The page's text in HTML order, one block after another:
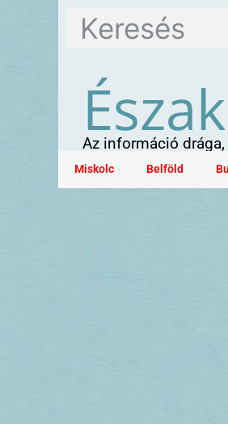
Az információ
Miskolc Belföld